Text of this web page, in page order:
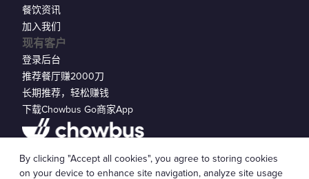
现有客户
登录后台
推荐餐厅赚2000刀
长期推荐，轻松赚钱
下载Chowbus Go商家App
餐饮资讯
加入我们
© 2026 Chowbus, Inc.Cookie 设置
By clicking "Accept all cookies", you agree to storing cookies
on your device to enhance site navigation, analyze site usage